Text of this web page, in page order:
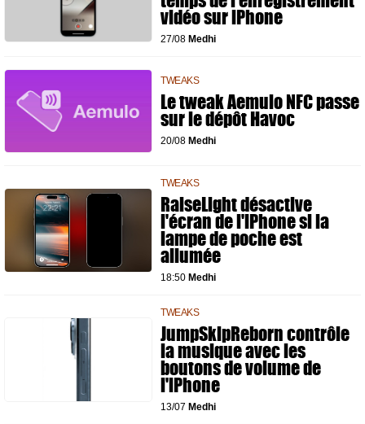
vidéo sur iPhone
27/08 Medhi
TWEAKS
Le tweak Aemulo NFC passe
sur le dépôt Havoc
20/08 Medhi
TWEAKS
RaiseLight désactive
l'écran de l'iPhone si la
lampe de poche est
allumée
18:50 Medhi
TWEAKS
JumpSkipReborn contrôle
la musique avec les
boutons de volume de
l'iPhone
13/07 Medhi